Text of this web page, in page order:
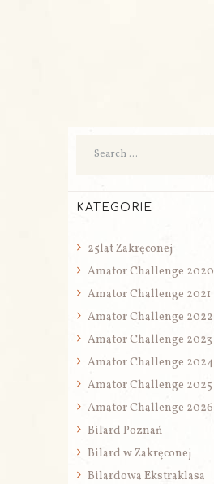
KATEGORIE
25lat Zakręconej
Amator Challenge 2020
Amator Challenge 2021
Amator Challenge 2022
Amator Challenge 2023
Amator Challenge 2024
Amator Challenge 2025
Amator Challenge 2026
Bilard Poznań
Bilard w Zakręconej
Bilardowa Ekstraklasa